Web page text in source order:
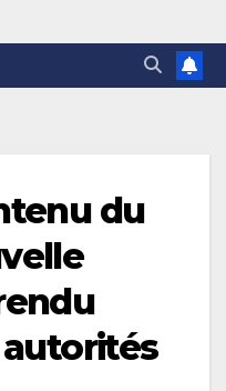
du